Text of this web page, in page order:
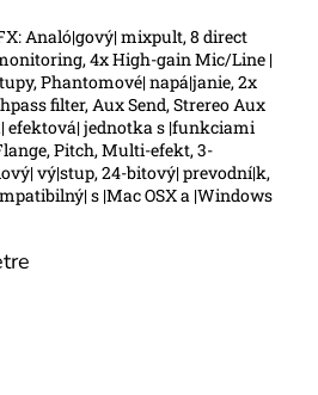
Analó|gový| mixpult, 8 direct
4x High-gain Mic/Line |
Phantomové| napá|janie, 2x
filter, Aux Send, Strereo Aux
efektová| jednotka s |funkciami
Pitch, Multi-efekt, 3-
vý|stup, 24-bitový| prevodní|k,
s |Mac OSX a |Windows